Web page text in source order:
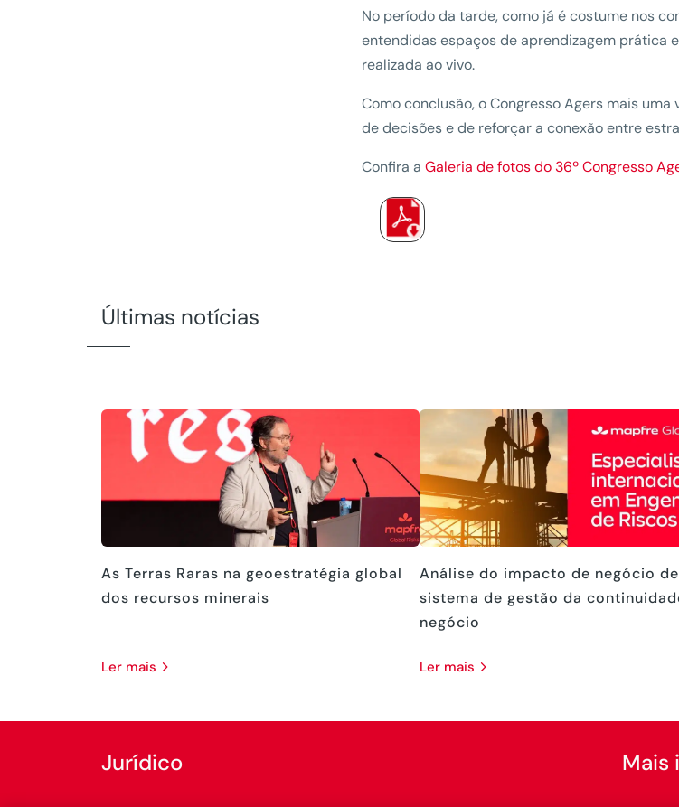
No período da tarde, como já é costume nos
entendidas espaços de aprendizagem prática
realizada ao vivo.
Como conclusão, o Congresso Agers mais
de decisões e de reforçar a conexão entre
Confira aGaleria de fotos do 36º Congresso
Últimas notícias
As Terras Raras na geoestratégia global
dos recursos minerais
ler mais
Análise do impacto de negócio
sistema de gestão da
negócio
ler mais
Jurídico Mais